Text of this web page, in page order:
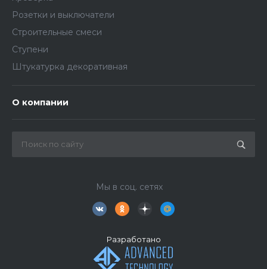
Розетки и выключатели
Строительные смеси
Ступени
Штукатурка декоративная
О компании
Мы в соц. сетях
Разработано